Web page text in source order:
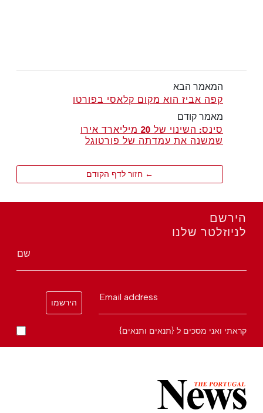
המאמר הבא
קפה אביז הוא מקום קלאסי בפורטו
מאמר קודם
סינס: השינוי של 20 מיליארד אירו
שמשנה את עמדתה של פורטוגל
← חזור לדף הקודם
הירשם
לניוזלטר שלנו
שם
Email address
הירשמו
קראתי ואני מסכים ל {תנאים ותנאים}